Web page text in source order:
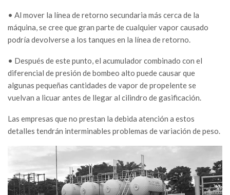
• Al mover la línea de retorno secundaria más cerca de la
máquina, se cree que gran parte de cualquier vapor causado
podría devolverse a los tanques en la línea de retorno.
• Después de este punto, el acumulador combinado con el
diferencial de presión de bombeo alto puede causar que
algunas pequeñas cantidades de vapor de propelente se
vuelvan a licuar antes de llegar al cilindro de gasificación.
Las empresas que no prestan la debida atención a estos
detalles tendrán interminables problemas de variación de peso.